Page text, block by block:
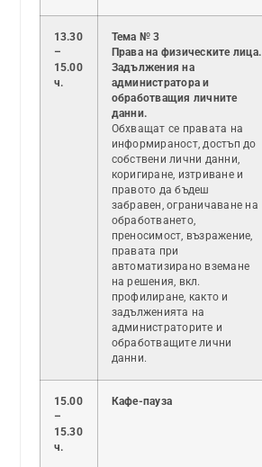
13.30
–
15.00
ч.
Тема № 3
Права на физическите лица.
Задължения на
администратора и
обработващия личните
данни.
Обхващат се правата на
информираност, достъп до
собствени лични данни,
коригиране, изтриване и
правото да бъдеш
забравен, ограничаване на
обработването,
преносимост, възражение,
правата при
автоматизирано вземане
на решения, вкл.
профилиране, както и
задълженията на
администраторите и
обработващите лични
данни.
15.00
–
15.30
ч.
Кафе-пауза